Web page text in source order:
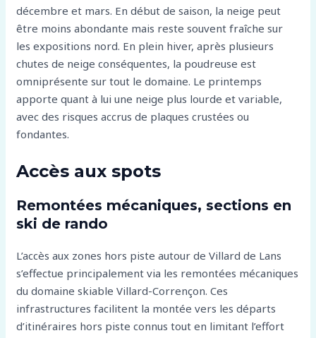
décembre et mars. En début de saison, la neige peut
être moins abondante mais reste souvent fraîche sur
les expositions nord. En plein hiver, après plusieurs
chutes de neige conséquentes, la poudreuse est
omniprésente sur tout le domaine. Le printemps
apporte quant à lui une neige plus lourde et variable,
avec des risques accrus de plaques crustées ou
fondantes.
Accès aux spots
Remontées mécaniques, sections en
ski de rando
L’accès aux zones hors piste autour de Villard de Lans
s’effectue principalement via les remontées mécaniques
du domaine skiable Villard-Corrençon. Ces
infrastructures facilitent la montée vers les départs
d’itinéraires hors piste connus tout en limitant l’effort